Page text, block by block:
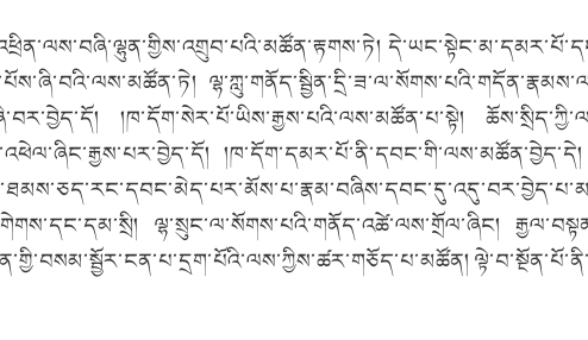
།ཁ་དོག་སེར་པོ་ཡིས་རྒྱས་པའི་ལས་མཚོན་པ་སྟེ།
ལྷ་སྲུང་ལ་སོགས་པའི་གནོད་འཚེ་ལས་གྲོལ་ཞིང།